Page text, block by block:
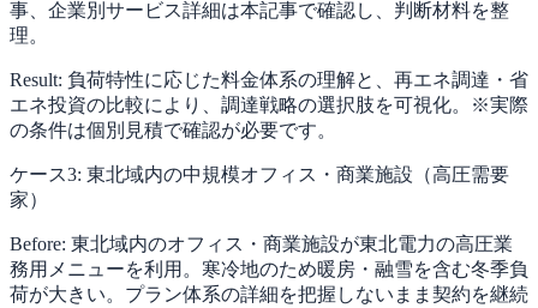
事、企業別サービス詳細は本記事で確認し、判断材料を整
理。
Result: 負荷特性に応じた料金体系の理解と、再エネ調達・省
エネ投資の比較により、調達戦略の選択肢を可視化。※実際
の条件は個別見積で確認が必要です。
ケース3: 東北域内の中規模オフィス・商業施設（高圧需要
家）
Before: 東北域内のオフィス・商業施設が東北電力の高圧業
務用メニューを利用。寒冷地のため暖房・融雪を含む冬季負
荷が大きい。プラン体系の詳細を把握しないまま契約を継続